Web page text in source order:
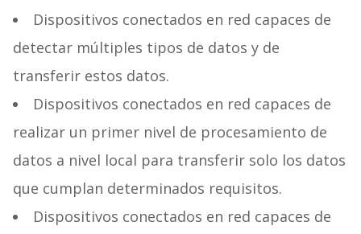
Dispositivos conectados en red capaces de
detectar múltiples tipos de datos y de
transferir estos datos.
Dispositivos conectados en red capaces de
realizar un primer nivel de procesamiento de
datos a nivel local para transferir solo los datos
que cumplan determinados requisitos.
Dispositivos conectados en red capaces de